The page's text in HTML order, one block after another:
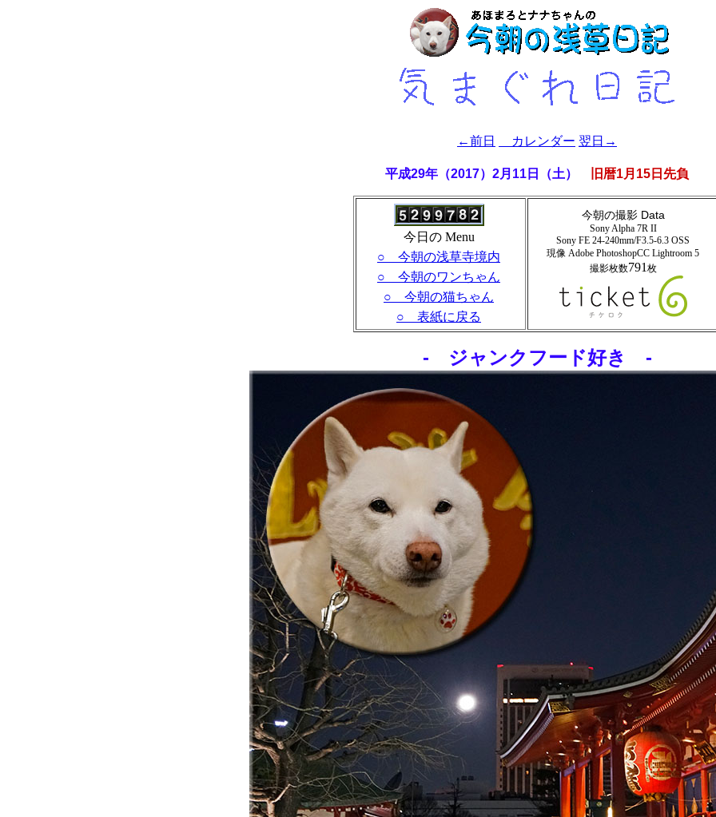
←前日 カレンダー 翌日→
平成29年（2017）2月11日（土） 旧暦1月15日先負
今日の Menu
○ 今朝の浅草寺境内
○ 今朝のワンちゃん
○ 今朝の猫ちゃん
○ 表紙に戻る
今朝の撮影 Data
Sony Alpha 7R II
Sony FE 24-240mm/F3.5-6.3 OSS
現像 Adobe PhotoshopCC Lightroom 5
撮影枚数791 枚
- ジャンクフード好き -